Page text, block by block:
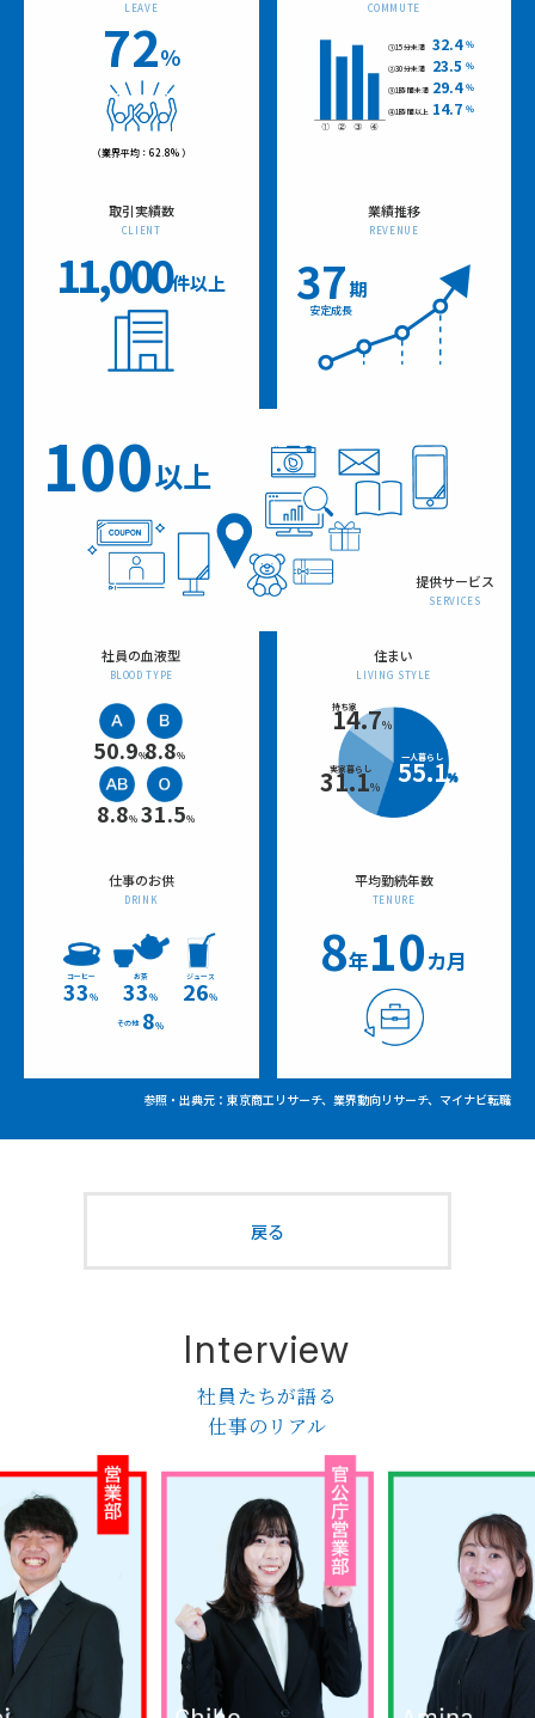
LEAVE
72％
（業界平均：62.8% ）
COMMUTE
①15分未満 32.4 ％
②30分未満 23.5 ％
③1時間未満 29.4 ％
④1時間以上 14.7 ％
取引実績数
CLIENT
11,000件以上
業績推移
REVENUE
37期
安定成長
100以上
提供サービス
SERVICES
社員の血液型
BLOOD TYPE
50.9％8.8％
8.8％ 31.5％
住まい
LIVING STYLE
持ち家
14.7％
実家暮らし
31.1％
一人暮らし
55.1％
仕事のお供
DRINK
コーヒー
33％
お茶
33％
ジュース
26％
その他 8％
平均勤続年数
TENURE
8年10カ月
参照・出典元：東京商工リサーチ、業界動向リサーチ、マイナビ転職
戻る
Interview
社員たちが語る
仕事のリアル